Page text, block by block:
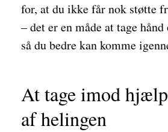
for, at du ikke får nok støtte
– det er en måde at tage
så du bedre kan komme
At tage imod
af helingen